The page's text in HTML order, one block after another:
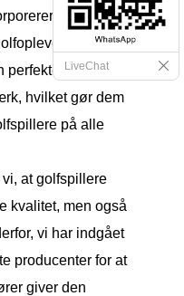
innovative
Vores
balance
hvilket gør dem
på alle
at golfspillere
kvalitet, men også
vi har indgået
producenter for at
giver den
LiveChat